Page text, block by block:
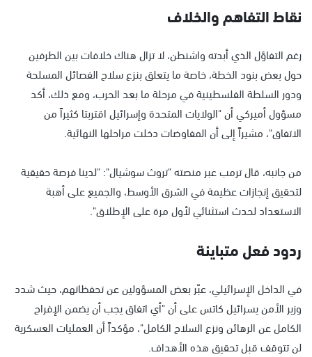
نقاط التفاهم والخلاف
رغم التفاؤل الذي أبدته واشنطن، لا تزال هناك خلافات بين الطرفين
حول بعض بنود الخطة، خاصة ما يتعلق بنزع سلاح الفصائل المسلحة
ودور السلطة الفلسطينية في مرحلة ما بعد الحرب، ومع ذلك، أكد
مسؤول أميركي أن "الولايات المتحدة وإسرائيل اقتربتا كثيراً من
الاتفاق"، مشيراً إلى أن المفاوضات دخلت مراحلها النهائية.
من جانبه، قال ترمب عبر منصته "تروث سوشيال": "لدينا فرصة حقيقية
لتحقيق إنجازات عظيمة في الشرق الأوسط، والجميع على أهبة
الاستعداد لحدث استثنائي لأول مرة على الإطلاق".
ردود فعل متباينة
في الداخل الإسرائيلي، عبّر بعض المسؤولين عن تحفظاتهم، حيث شدد
وزير الأمن يسرائيل كاتس على أن "أي اتفاق يجب أن يضمن الإفراج
الكامل عن الرهائن ونزع السلاح الكامل"، مؤكداً أن العمليات العسكرية
لن تتوقف قبل تحقيق هذه الأهداف.